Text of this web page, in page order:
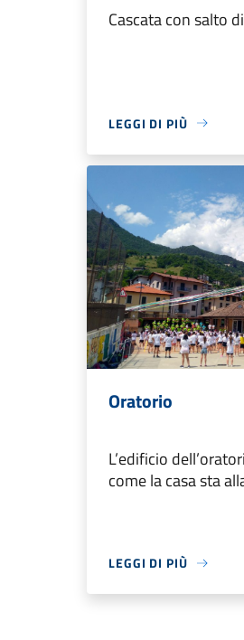
Cascata con salto
LEGGI DI PIÙ
Oratorio
L’edificio
come la casa sta
LEGGI DI PIÙ